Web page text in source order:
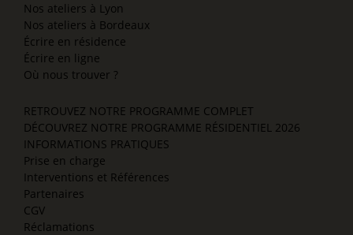
Nos ateliers à Lyon
Nos ateliers à Bordeaux
Écrire en résidence
Écrire en ligne
Où nous trouver ?
RETROUVEZ NOTRE PROGRAMME COMPLET
DÉCOUVREZ NOTRE PROGRAMME RÉSIDENTIEL 2026
INFORMATIONS PRATIQUES
Prise en charge
Interventions et Références
Partenaires
CGV
Réclamations